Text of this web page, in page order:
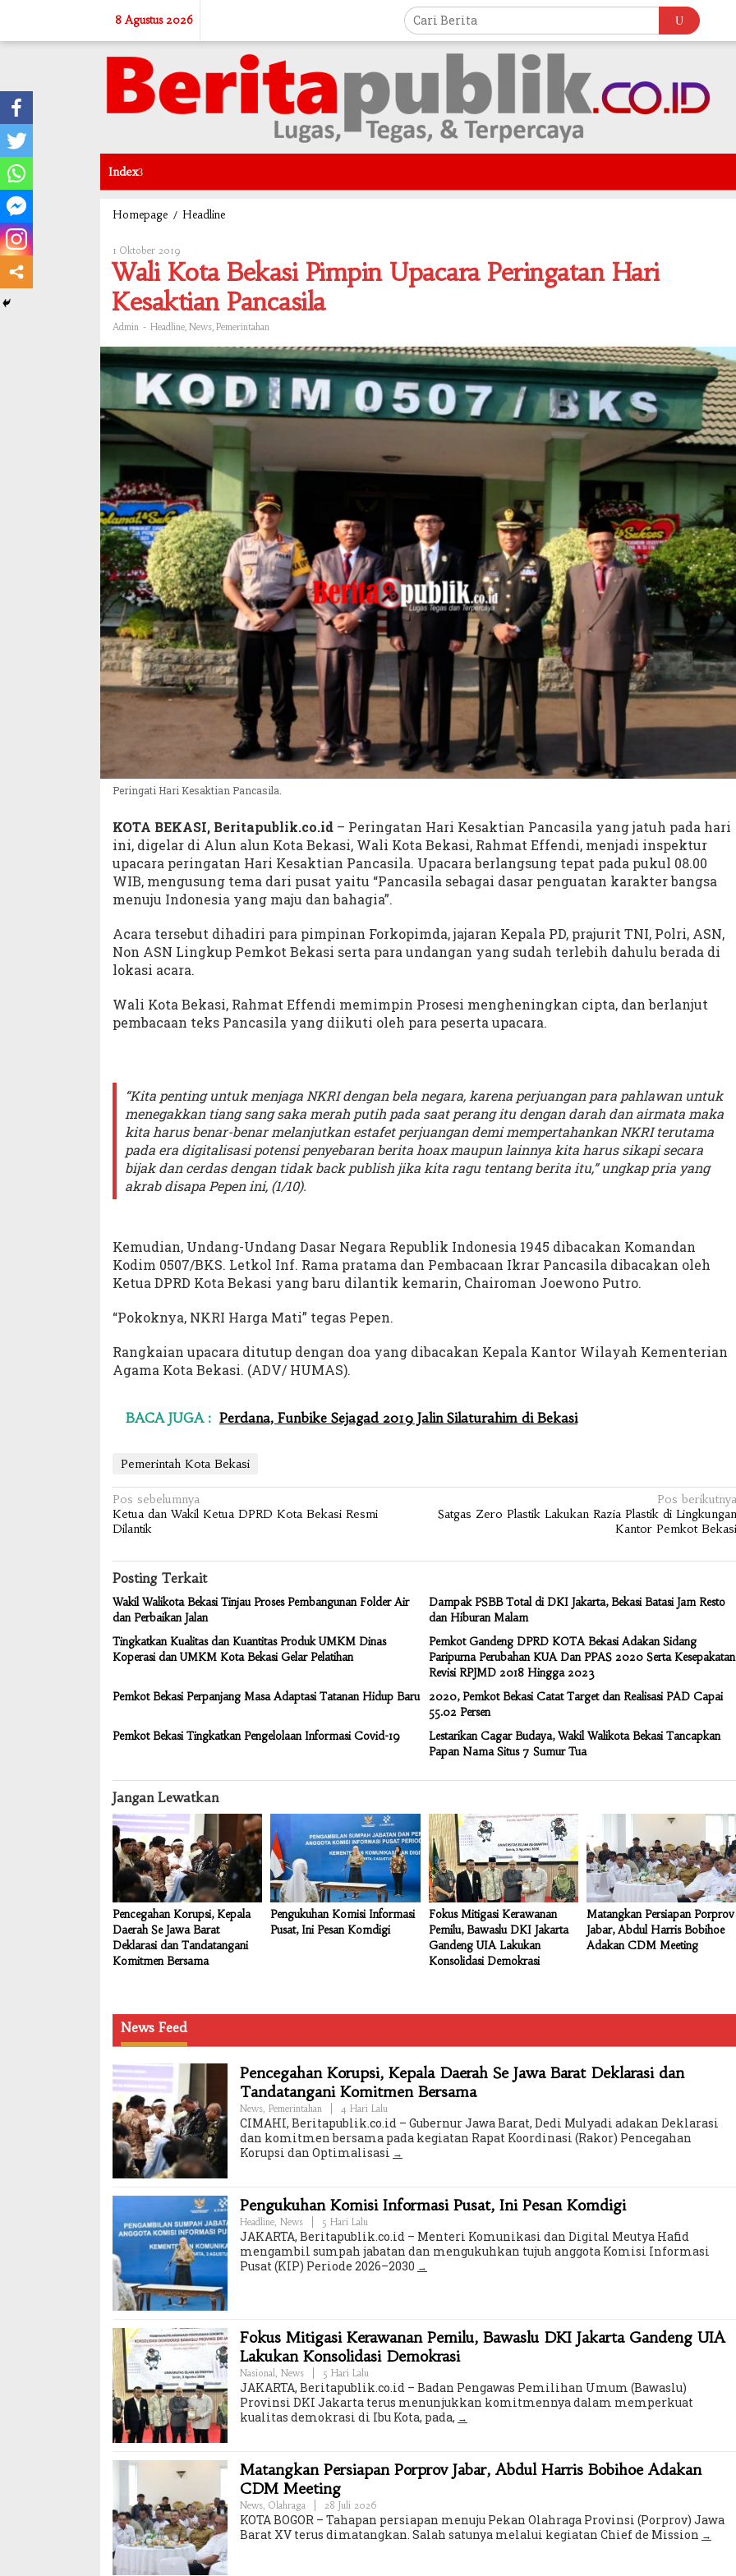
8 Agustus 2026
Index
Homepage / Headline
Pimpin
Upacara
Peringatan
Hari
Pancasila
1 Oktober 2019
Admin
Wali Kota Bekasi Pimpin Upacara Peringatan Hari
Kesaktian Pancasila
Admin - Headline, News, Pemerintahan
Peringati Hari Kesaktian Pancasila.
KOTA BEKASI, Beritapublik.co.id – Peringatan Hari Kesaktian Pancasila yang jatuh pada hari
ini, digelar di Alun alun Kota Bekasi, Wali Kota Bekasi, Rahmat Effendi, menjadi inspektur
upacara peringatan Hari Kesaktian Pancasila. Upacara berlangsung tepat pada pukul 08.00
WIB, mengusung tema dari pusat yaitu “Pancasila sebagai dasar penguatan karakter bangsa
menuju Indonesia yang maju dan bahagia”.
Acara tersebut dihadiri para pimpinan Forkopimda, jajaran Kepala PD, prajurit TNI, Polri, ASN,
Non ASN Lingkup Pemkot Bekasi serta para undangan yang sudah terlebih dahulu berada di
lokasi acara.
Wali Kota Bekasi, Rahmat Effendi memimpin Prosesi mengheningkan cipta, dan berlanjut
pembacaan teks Pancasila yang diikuti oleh para peserta upacara.
“Kita penting untuk menjaga NKRI dengan bela negara, karena perjuangan para pahlawan untuk
menegakkan tiang sang saka merah putih pada saat perang itu dengan darah dan airmata maka
kita harus benar-benar melanjutkan estafet perjuangan demi mempertahankan NKRI terutama
pada era digitalisasi potensi penyebaran berita hoax maupun lainnya kita harus sikapi secara
bijak dan cerdas dengan tidak back publish jika kita ragu tentang berita itu,” ungkap pria yang
akrab disapa Pepen ini, (1/10).
Kemudian, Undang-Undang Dasar Negara Republik Indonesia 1945 dibacakan Komandan
Kodim 0507/BKS. Letkol Inf. Rama pratama dan Pembacaan Ikrar Pancasila dibacakan oleh
Ketua DPRD Kota Bekasi yang baru dilantik kemarin, Chairoman Joewono Putro.
“Pokoknya, NKRI Harga Mati” tegas Pepen.
Rangkaian upacara ditutup dengan doa yang dibacakan Kepala Kantor Wilayah Kementerian
Agama Kota Bekasi. (ADV/ HUMAS).
BACA JUGA : Perdana, Funbike Sejagad 2019 Jalin Silaturahim di Bekasi
Pemerintah Kota Bekasi
Navigasi
pos
Pos sebelumnya
Ketua dan Wakil Ketua DPRD Kota Bekasi Resmi
Dilantik
Pos berikutnya
Satgas Zero Plastik Lakukan Razia Plastik di Lingkungan
Kantor Pemkot Bekasi
Posting Terkait
Wakil Walikota Bekasi Tinjau Proses Pembangunan Folder Air
dan Perbaikan Jalan
Dampak PSBB Total di DKI Jakarta, Bekasi Batasi Jam Resto
dan Hiburan Malam
Tingkatkan Kualitas dan Kuantitas Produk UMKM Dinas
Koperasi dan UMKM Kota Bekasi Gelar Pelatihan
Pemkot Gandeng DPRD KOTA Bekasi Adakan Sidang
Paripurna Perubahan KUA Dan PPAS 2020 Serta Kesepakatan
Revisi RPJMD 2018 Hingga 2023
Pemkot Bekasi Perpanjang Masa Adaptasi Tatanan Hidup Baru
2020, Pemkot Bekasi Catat Target dan Realisasi PAD Capai
55.02 Persen
Pemkot Bekasi Tingkatkan Pengelolaan Informasi Covid-19
Lestarikan Cagar Budaya, Wakil Walikota Bekasi Tancapkan
Papan Nama Situs 7 Sumur Tua
Jangan Lewatkan
Pencegahan Korupsi, Kepala
Daerah Se Jawa Barat
Deklarasi dan Tandatangani
Komitmen Bersama
Pengukuhan Komisi Informasi
Pusat, Ini Pesan Komdigi
Fokus Mitigasi Kerawanan
Pemilu, Bawaslu DKI Jakarta
Gandeng UIA Lakukan
Konsolidasi Demokrasi
Matangkan Persiapan Porprov
Jabar, Abdul Harris Bobihoe
Adakan CDM Meeting
News Feed
Pencegahan Korupsi, Kepala Daerah Se Jawa Barat Deklarasi dan
Tandatangani Komitmen Bersama
News, Pemerintahan 4 Hari Lalu
CIMAHI, Beritapublik.co.id – Gubernur Jawa Barat, Dedi Mulyadi adakan Deklarasi
dan komitmen bersama pada kegiatan Rapat Koordinasi (Rakor) Pencegahan
Korupsi dan Optimalisasi
Pengukuhan Komisi Informasi Pusat, Ini Pesan Komdigi
Headline, News 5 Hari Lalu
JAKARTA, Beritapublik.co.id – Menteri Komunikasi dan Digital Meutya Hafid
mengambil sumpah jabatan dan mengukuhkan tujuh anggota Komisi Informasi
Pusat (KIP) Periode 2026–2030
Fokus Mitigasi Kerawanan Pemilu, Bawaslu DKI Jakarta Gandeng UIA
Lakukan Konsolidasi Demokrasi
Nasional, News 5 Hari Lalu
JAKARTA, Beritapublik.co.id – Badan Pengawas Pemilihan Umum (Bawaslu)
Provinsi DKI Jakarta terus menunjukkan komitmennya dalam memperkuat
kualitas demokrasi di Ibu Kota, pada,
Matangkan Persiapan Porprov Jabar, Abdul Harris Bobihoe Adakan
CDM Meeting
News, Olahraga 28 Juli 2026
KOTA BOGOR – Tahapan persiapan menuju Pekan Olahraga Provinsi (Porprov) Jawa
Barat XV terus dimatangkan. Salah satunya melalui kegiatan Chief de Mission